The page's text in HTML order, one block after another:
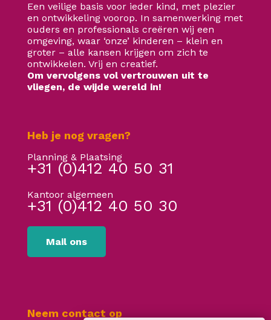
Een veilige basis voor ieder kind, met plezier
en ontwikkeling voorop. In samenwerking met
ouders en professionals creëren wij een
omgeving, waar ‘onze’ kinderen – klein en
groter – alle kansen krijgen om zich te
ontwikkelen. Vrij en creatief.
Om vervolgens vol vertrouwen uit te
vliegen, de wijde wereld in!
Heb je nog vragen?
Planning & Plaatsing
+31 (0)412 40 50 31
Kantoor algemeen
+31 (0)412 40 50 30
Mail ons
Neem contact op